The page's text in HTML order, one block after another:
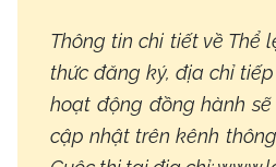
Thông tin chi tiết về Thể
thức đăng ký, địa chỉ
hoạt động đồng hành
cập nhật trên kênh